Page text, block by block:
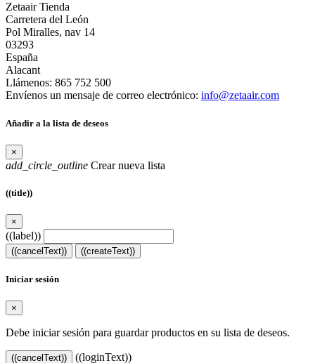
Zetaair Tienda
Carretera del León
Pol Miralles, nav 14
03293
España
Alacant
Llámenos: 865 752 500
Envíenos un mensaje de correo electrónico: info@zetaair.com
Añadir a la lista de deseos
×
add_circle_outline Crear nueva lista
((title))
×
((label))
((cancelText)) ((createText))
Iniciar sesión
×
Debe iniciar sesión para guardar productos en su lista de deseos.
((cancelText)) ((loginText))